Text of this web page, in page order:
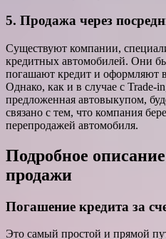
5. Продажа через
Существуют компании,
кредитных автомобилей. Они
погашают кредит и оформляют
Однако, как и в случае с Trade-
предложенная автовыкупом,
связано с тем, что компания
перепродажей автомобиля.
Подробное
продажи
Погашение кредита за
Это самый простой и прямой